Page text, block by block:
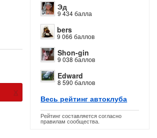
Эд
9 434 балла
bers
9 066 баллов
Shon-gin
9 038 баллов
Edward
8 590 баллов
Весь рейтинг автоклуба
Рейтинг составляется согласно
правилам сообщества.
х